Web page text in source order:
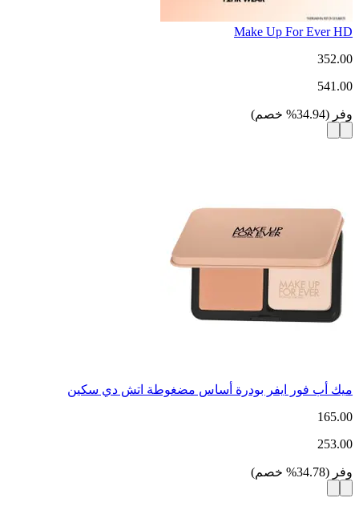
Make Up For Ever HD
352.00
541.00
وفر (
34.94
% خصم)
ميك أب فور ايفر بودرة أساس مضغوطة اتش دي سكين
165.00
253.00
وفر (
34.78
% خصم)